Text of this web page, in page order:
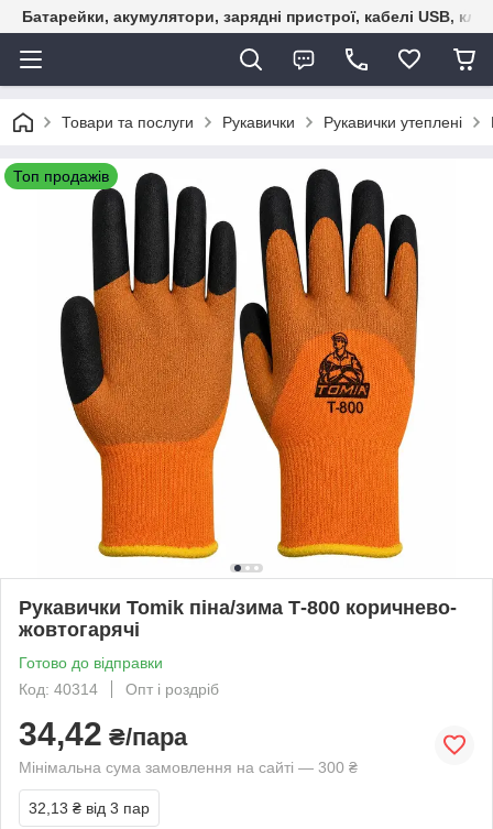
Батарейки, акумулятори, зарядні пристрої, кабелі USB,
Товари та послуги Рукавички Рукавички утеплені
Топ продажів
Рукавички Tomik піна/зима Т-800 коричнево-
жовтогарячі
Готово до відправки
Код: 40314
Опт і роздріб
34,42 ₴/пара
Мінімальна сума замовлення на сайті — 300 ₴
32,13 ₴ від 3 пар